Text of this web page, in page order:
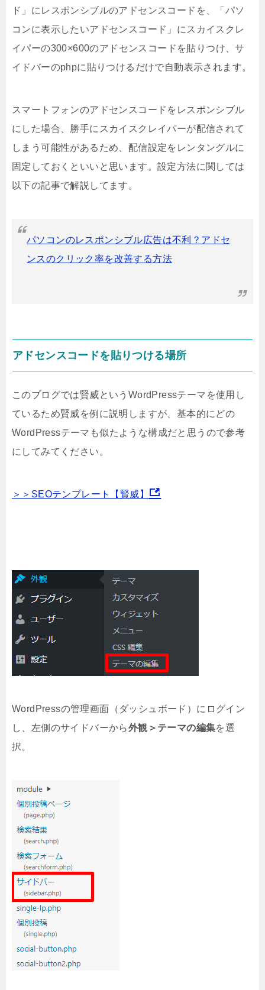
ド」にレスポンシブルのアドセンスコードを、「パソ
コンに表示したいアドセンスコード」にスカイスクレ
イパーの300×600のアドセンスコードを貼りつけ、サ
イドバーのphpに貼りつけるだけで自動表示されます。
スマートフォンのアドセンスコードをレスポンシブル
にした場合、勝手にスカイスクレイパーが配信されて
しまう可能性があるため、配信設定をレンタングルに
固定しておくといいと思います。設定方法に関しては
以下の記事で解説してます。
パソコンのレスポンシブル広告は不利？アドセ
ンスのクリック率を改善する方法
アドセンスコードを貼りつける場所
このブログでは賢威というWordPressテーマを使用し
ているため賢威を例に説明しますが、基本的にどの
WordPressテーマも似たような構成だと思うので参考
にしてみてください。
＞＞SEOテンプレート【賢威】
WordPressの管理画面（ダッシュボード）にログイン
し、左側のサイドバーから外観＞テーマの編集を選
択。